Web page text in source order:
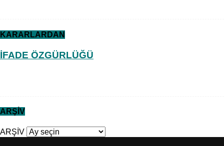
KARARLARDAN
İFADE ÖZGÜRLÜĞÜ
ARŞİV
ARŞİV